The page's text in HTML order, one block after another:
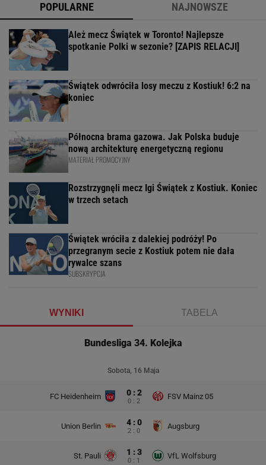
POPULARNE NAJNOWSZE
Ależ mecz Świątek w Toronto! Najlepsze
spotkanie Polki w sezonie? [ZAPIS RELACJI]
Świątek odwróciła losy meczu z Kostiuk! 6:2 na
koniec
Północna brama gazowa. Jak Polska buduje
nową architekturę energetyczną regionu
MATERIAŁ PROMOCYJNY
Rozstrzygnęli mecz Igi Świątek z Kostiuk. Koniec
w trzech setach
Świątek wróciła z dalekiej podróży! Po
przegranym secie z Kostiuk potem nie dała
rywalce szans
SUBSKRYPCJA
WYNIKI TABELA
Bundesliga 34. Kolejka
Sobota, 16 Maja
FC Heidenheim 0 : 2
0 : 2
FSV Mainz 05
Union Berlin 4 : 0
2 : 0
Augsburg
St. Pauli 1 : 3
0 : 1
VfL Wolfsburg